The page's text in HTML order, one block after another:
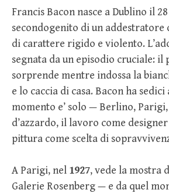
Francis Bacon nasce a Dublino il
secondogenito di un addestratore
di carattere rigido e violento.
segnata da un episodio cruciale: il
sorprende mentre indossa la
e lo caccia di casa. Bacon ha sedici
momento e’ solo — Berlino,
d’azzardo, il lavoro come
pittura come scelta di
A Parigi, nel 1927, vede la mostra
Galerie Rosenberg — e da quel